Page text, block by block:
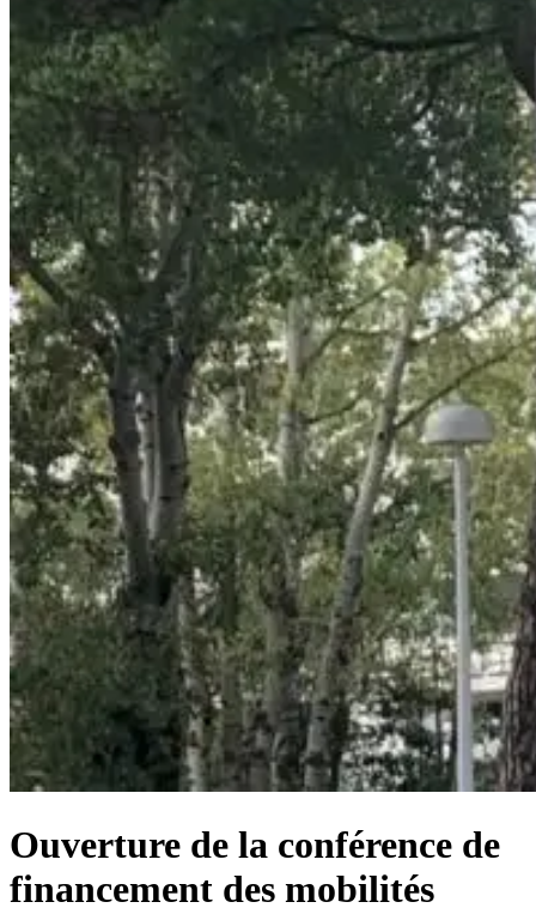
Ouverture de la conférence de
financement des mobilités